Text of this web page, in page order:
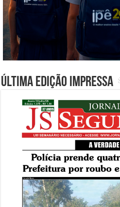
Última edição impressa